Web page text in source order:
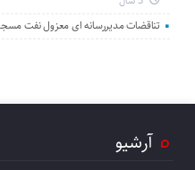
تناقضات مدیررسانه ای معزول نفت
آرشیو